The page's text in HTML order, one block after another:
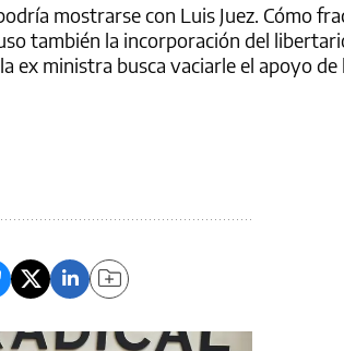
mostrarse con Luis Juez. Cómo
también la incorporación del
ex ministra busca vaciarle el apoyo de